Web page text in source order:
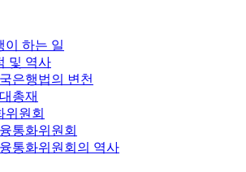
이 하는 일
및 역사
은행법의 변천
총재
위원회
통화위원회
통화위원회의 역사